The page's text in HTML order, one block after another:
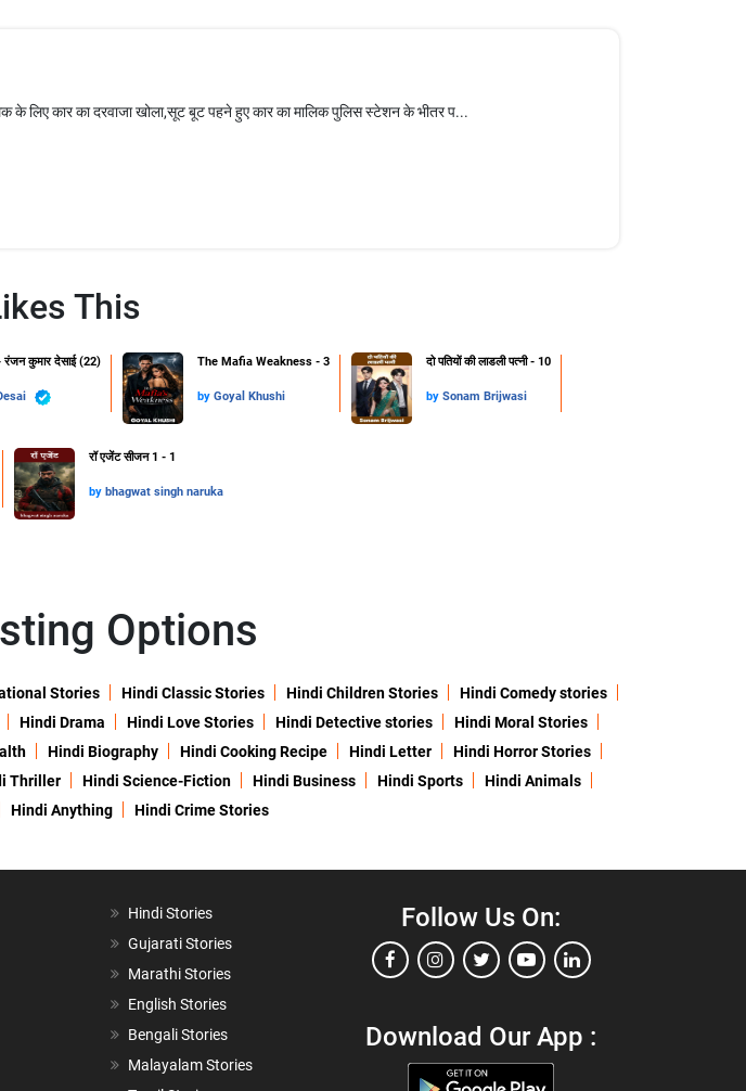
लिए कार का दरवाजा खोला,सूट बूट पहने हुए कार का मालिक पुलिस स्टेशन के भीतर प...
This
रंजन कुमार देसाई (22) The Mafia Weakness - 3
by Goyal Khushi
दो पतियों की लाडली पत्नी - 10
by Sonam Brijwasi
रॉ एजेंट सीजन 1 - 1
by bhagwat singh naruka
Options
Stories Hindi Classic Stories Hindi Children Stories
Hindi Comedy stories
Hindi Drama Hindi Love Stories Hindi Detective stories
Hindi Moral Stories
Hindi Biography Hindi Cooking Recipe Hindi Letter
Hindi Horror Stories
Thriller Hindi Science-Fiction Hindi Business Hindi Sports
Hindi Animals
Hindi Anything Hindi Crime Stories
Hindi Stories
Gujarati Stories
Marathi Stories
English Stories
Bengali Stories
Malayalam Stories
Follow Us On:
Download Our App :